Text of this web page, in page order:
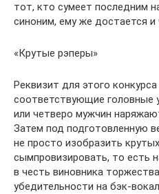
тот, кто сумеет последним
синоним, ему же достается и
«Крутые рэперы»
Реквизит для этого
соответствующие головные
или четверо мужчин
Затем под подготовленную
не просто изобразить
сымпровизировать, то есть
в честь виновника
убедительности на бэк-